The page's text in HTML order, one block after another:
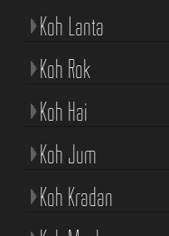
Koh Lanta
Koh Rok
Koh Hai
Koh Jum
Koh Kradan